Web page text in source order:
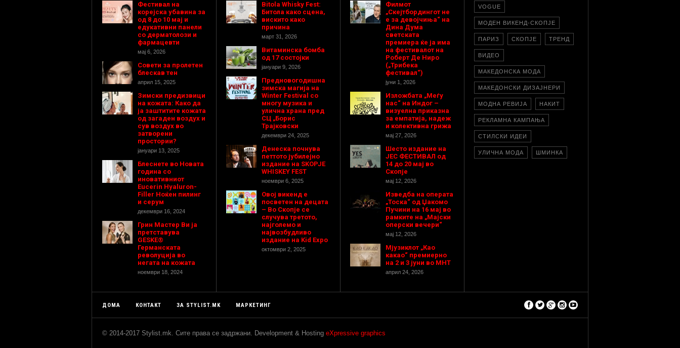
Фестивал на
корејска убавина за
од 8 до 10 мај и
едукативни панели
со дерматолози и
фармацевти
мај 6, 2026
Совети за пролетен
блескав тен
април 15, 2025
Зимски предизвици
на кожата: Како да
ја заштитите кожата
од загаден воздух и
сув воздух во
затворени
простории?
јануари 13, 2025
Блеснете во Новата
година со
иновативниот
Eucerin Hyaluron-
Filler Ноќен пилинг
и серум
декември 16, 2024
Грин Мастер Ви ја
претставува
GESKE®
Германската
револуција во
негата на кожата
ноември 18, 2024
Bitola Whisky Fest:
Битола како сцена,
вискито како
причина
март 31, 2026
Витаминска бомба
од 17 состојки
јануари 9, 2026
Предновогодишнa
зимска магија на
Winter Festival со
многу музика и
улична храна пред
СЦ „Борис
Трајковски
декември 24, 2025
Денеска почнува
петтото јубилејно
издание на SKOPJE
WHISKEY FEST
ноември 6, 2025
Овој викенд е
посветен на децата
– Во Скопје се
случува третото,
најголемо и
највозбудливо
издание на Kid Expo
октомври 2, 2025
Филмот
„Скејтбордингот не
е за девојчиња“ на
Дина Дума
светската
премиера ќе ја има
на фестивалот на
Роберт Де Ниро
(„Трибека
фестивал“)
јуни 1, 2026
Изложбата „Меѓу
нас“ на Индог –
визуелна приказна
за емпатија, надеж
и колективна грижа
мај 27, 2026
Шесто издание на
ЈЕС ФЕСТИВАЛ од
14 до 20 мај во
Скопје
мај 12, 2026
Изведба на операта
„Тоска“ од Џакомо
Пучини на 16 мај во
рамките на „Мајски
оперски вечери“
мај 12, 2026
Мјузиклот „Као
какао“ премиерно
на 2 и 3 јуни во МНТ
април 24, 2026
VOGUE
МОДЕН ВИКЕНД-СКОПЈЕ
ПАРИЗ СКОПЈЕ ТРЕНД
ВИДЕО
МАКЕДОНСКА МОДА
МАКЕДОНСКИ ДИЗАЈНЕРИ
МОДНА РЕВИЈА НАКИТ
РЕКЛАМНА КАМПАЊА
СТИЛСКИ ИДЕИ
УЛИЧНА МОДА ШМИНКА
ДОМА КОНТАКТ ЗА STYLIST.MK МАРКЕТИНГ
© 2014-2017 Stylist.mk. Сите права се задржани. Development & Hosting eXpressive graphics